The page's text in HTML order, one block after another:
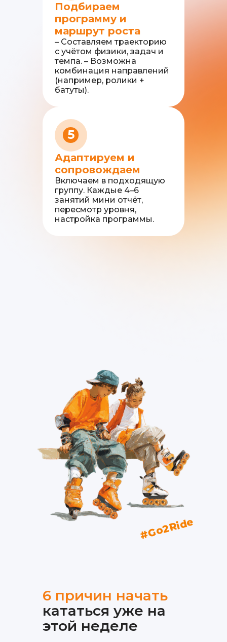
#Go2Ride
Подбираем
программу и
маршрут роста
– Составляем траекторию
с учётом физики, задач и
темпа. – Возможна
комбинация направлений
(например, ролики +
батуты).
5
Адаптируем и
сопровождаем
Включаем в подходящую
группу. Каждые 4–6
занятий мини отчёт,
пересмотр уровня,
настройка программы.
6 причин начать
кататься уже на
этой неделе